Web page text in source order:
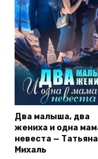
Два малыша, два
жениха и одна
невеста — Татьяна
Михаль